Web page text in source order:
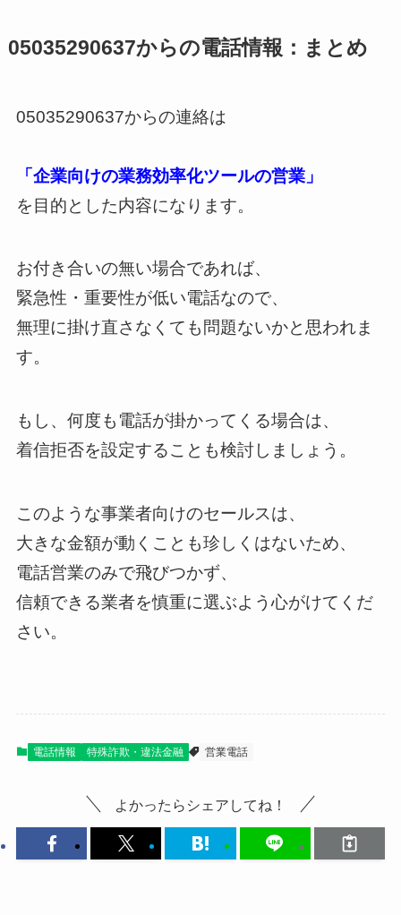
05035290637からの電話情報：まとめ
05035290637からの連絡は
「企業向けの業務効率化ツールの営業」
を目的とした内容になります。
お付き合いの無い場合であれば、
緊急性・重要性が低い電話なので、
無理に掛け直さなくても問題ないかと思われま
す。
もし、何度も電話が掛かってくる場合は、
着信拒否を設定することも検討しましょう。
このような事業者向けのセールスは、
大きな金額が動くことも珍しくはないため、
電話営業のみで飛びつかず、
信頼できる業者を慎重に選ぶよう心がけてくだ
さい。
電話情報 特殊詐欺・違法金融 営業電話
よかったらシェアしてね！